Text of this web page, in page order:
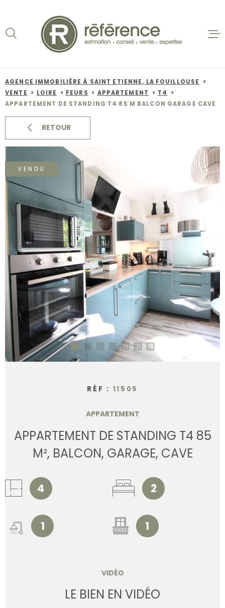
la
recherche
menu
principal
contenu
ACCUEIL
VENTES
NOS
ALERTE
CONTACT
AGENCE IMMOBILIÈRE À SAINT ETIENNE, LA FOUILLOUSE
VENTE
LOIRE FEURS APPARTEMENT
T4
APPARTEMENT DE STANDING T4 85 M BALCON GARAGE CAVE
RETOUR
VENDU
RÉF : 11505
APPARTEMENT
APPARTEMENT DE STANDING T4 85
M², BALCON, GARAGE, CAVE
4 2
1 1
VIDÉO
LE BIEN EN VIDÉO